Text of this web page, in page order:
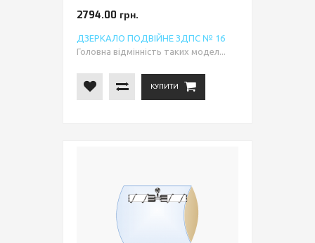
2794.00 грн.
ДЗЕРКАЛО ПОДВІЙНЕ ЗДПС № 16
Головна відмінність таких модел...
КУПИТИ